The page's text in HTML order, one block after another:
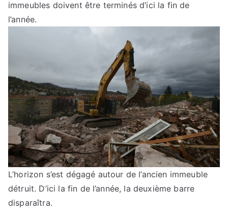
immeubles doivent être terminés d’ici la fin de
l’année.
L’horizon s’est dégagé autour de l’ancien immeuble
détruit. D’ici la fin de l’année, la deuxième barre
disparaîtra.